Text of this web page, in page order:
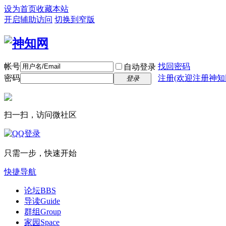
设为首页收藏本站
开启辅助访问 切换到窄版
帐号 自动登录 找回密码
密码
登录 注册(欢迎注册神
扫一扫，访问微社区
只需一步，快速开始
快捷导航
论坛BBS
导读Guide
群组Group
家园 Space